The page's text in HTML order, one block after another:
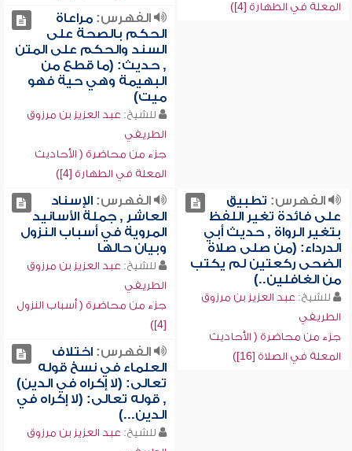
المعلة في الطهارة [4])
الفهرس:مراعاة
الحكم بالصحة على
السند والحكم على المتن
, حديث: (ما قطع من
البهيمة وهي حية فهو
ميت)
للشيخ: عبد العزيز بن مرزوق
الطريفي
جزء من محاضرة ( الأحاديث
المعلة في الطهارة [4])
الفهرس: تطبيق
على فائدة تغير اللفظ
بتغير الرواة , حديث أبي
الدرداء: (من صلى صلاة
الضحى ركعتين لم يكتب
من الغافلين..)
للشيخ: عبد العزيز بن مرزوق
الطريفي
جزء من محاضرة ( الأحاديث
المعلة في الصلاة [16])
الفهرس:الإسناد
العاشر , جملة الأسانيد
المروية في أسباب النزول
وبيان حالها
للشيخ: عبد العزيز بن مرزوق
الطريفي
جزء من محاضرة ( أسباب النزول
[4])
الفهرس:اختلاف
العلماء في نسخ قوله
تعالى: (لا إكراه في الدين)
, قوله تعالى: (لا إكراه في
الدين...)
للشيخ: عبد العزيز بن مرزوق